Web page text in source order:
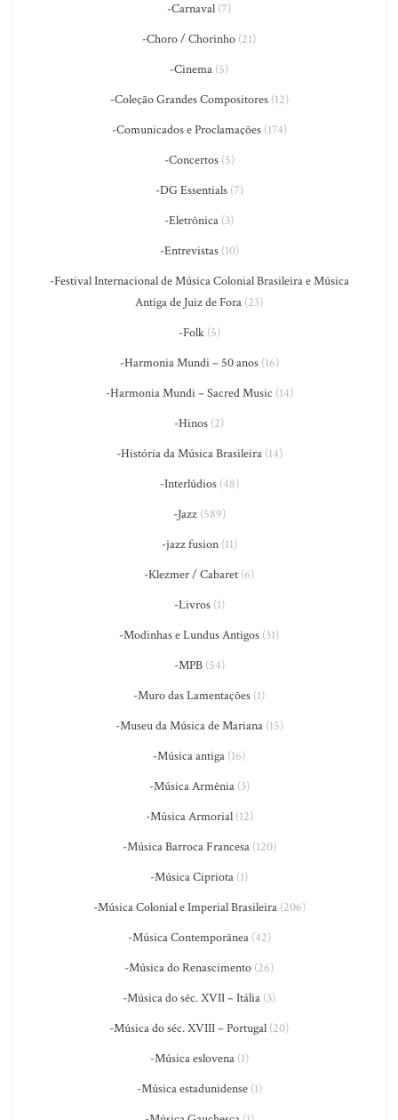
-Carnaval (7)
-Choro / Chorinho (21)
-Cinema (5)
-Coleção Grandes Compositores(12)
-Comunicados e Proclamações(174)
-Concertos(5)
-DG Essentials(7)
-Eletrônica (3)
-Entrevistas(10)
-Festival Internacional de Música Colonial Brasileira e Música
Antiga de Juiz de Fora (23)
-Folk(5)
-Harmonia Mundi – 50 anos(16)
-Harmonia Mundi – Sacred Music (14)
-Hinos (2)
-História da Música Brasileira(14)
-Interlúdios(48)
-Jazz(589)
-jazz fusion(11)
-Klezmer / Cabaret (6)
-Livros(1)
-Modinhas e Lundus Antigos (31)
-MPB(54)
-Muro das Lamentações (1)
-Museu da Música de Mariana(15)
-Música antiga (16)
-Música Armênia(3)
-Música Armorial(12)
-Música Barroca Francesa(120)
-Música Cipriota (1)
-Música Colonial e Imperial Brasileira(206)
-Música Contemporânea(42)
-Música do Renascimento (26)
-Música do séc. XVII – Itália (3)
-Música do séc. XVIII – Portugal (20)
-Música eslovena(1)
-Música estadunidense(1)